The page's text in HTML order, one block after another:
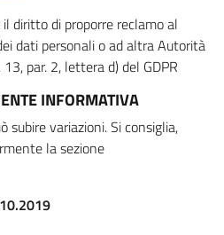
diritto di proporre reclamo al
dati personali o ad altra Autorità
par. 2, lettera d) del GDPR
INFORMATIVA
subire variazioni. Si consiglia,
la sezione